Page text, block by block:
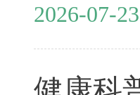
2026-07-23